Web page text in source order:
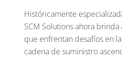
Históricamente
SCM Solutions ahora
que enfrentan desafíos en
cadena de suministro